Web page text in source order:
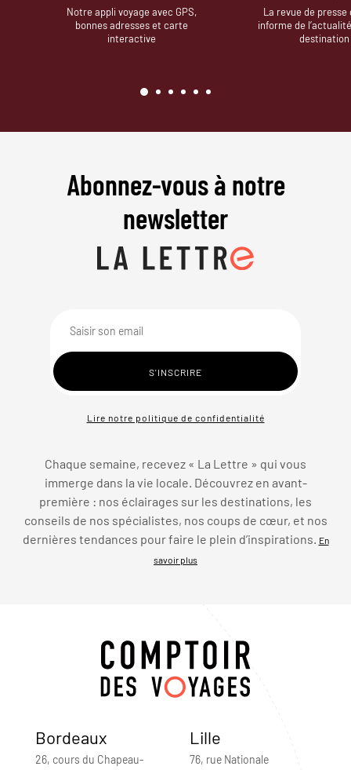
Notre appli voyage avec GPS,
bonnes adresses et carte
interactive
La revue de presse
informe de
destination
Abonnez-vous à notre
newsletter
Lire notre politique de confidentialité
Chaque semaine, recevez « La Lettre » qui vous
immerge dans la vie locale. Découvrez en avant-
première : nos éclairages sur les destinations, les
conseils de nos spécialistes, nos coups de cœur, et nos
dernières tendances pour faire le plein d’inspirations. En
savoir plus
Bordeaux
26, cours du Chapeau-
Lille
76, rue Nationale